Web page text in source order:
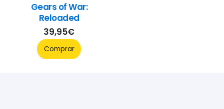
Gears of War:
Reloaded
39,95€
Comprar